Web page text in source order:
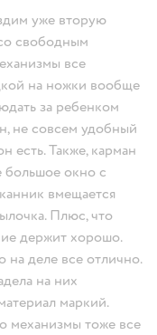
уже вторую
свободным
все
на ножки вообще
за ребенком
не совсем удобный
есть. Также, карман
большое окно с
вмещается
Плюс, что
держит хорошо.
на деле все отлично.
на них
маркий.
механизмы тоже все